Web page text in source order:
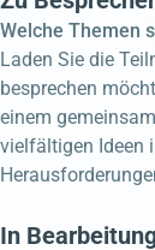
Welche Themen
Laden Sie die
besprechen
einem
vielfältigen Ideen
In